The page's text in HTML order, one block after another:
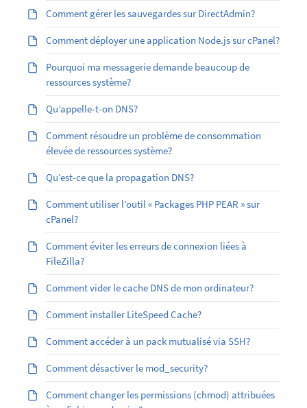
Comment gérer les sauvegardes sur DirectAdmin?
Comment déployer une application Node.js sur cPanel?
Pourquoi ma messagerie demande beaucoup de
ressources système?
Qu’appelle-t-on DNS?
Comment résoudre un problème de consommation
élevée de ressources système?
Qu’est-ce que la propagation DNS?
Comment utiliser l’outil « Packages PHP PEAR » sur
cPanel?
Comment éviter les erreurs de connexion liées à
FileZilla?
Comment vider le cache DNS de mon ordinateur?
Comment installer LiteSpeed Cache?
Comment accéder à un pack mutualisé via SSH?
Comment désactiver le mod_security?
Comment changer les permissions (chmod) attribuées